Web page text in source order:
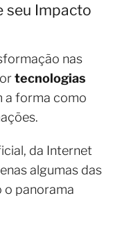
seu Impacto
nas
tecnologias
a forma como
da Internet
algumas das
o panorama